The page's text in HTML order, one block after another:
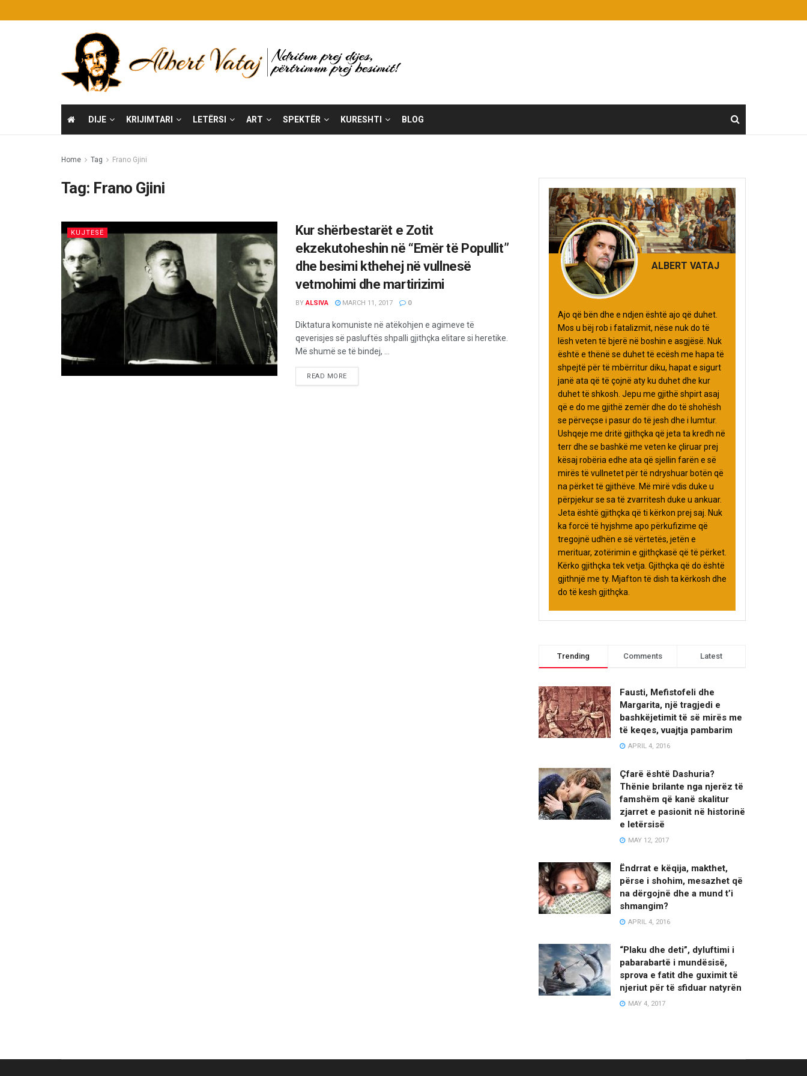
DIJE KRIJIMTARI LETËRSI ART SPEKTËR KURESHTI BLOG
Home Tag Frano Gjini
Tag: Frano Gjini
KUJTESË
Kur shërbestarët e Zotit
ekzekutoheshin në “Emër të Popullit”
dhe besimi kthehej në vullnesë
vetmohimi dhe martirizimi
BY ALSIVA MARCH 11, 2017 0
Diktatura komuniste në atëkohjen e agimeve të
qeverisjes së pasluftës shpalli gjithçka elitare si heretike.
Më shumë se të bindej, ...
READ MORE
ALBERT VATAJ
Ajo që bën dhe e ndjen është ajo që duhet.
Mos u bëj rob i fatalizmit, nëse nuk do të
lësh veten të bjerë në boshin e asgjësë. Nuk
është e thënë se duhet të ecësh me hapa të
shpejtë për të mbërritur diku, hapat e sigurt
janë ata që të çojnë aty ku duhet dhe kur
duhet të shkosh. Jepu me gjithë shpirt asaj
që e do me gjithë zemër dhe do të shohësh
se përveçse i pasur do të jesh dhe i lumtur.
Ushqeje me dritë gjithçka që jeta ta kredh në
terr dhe se bashkë me veten ke çliruar prej
kësaj robëria edhe ata që sjellin farën e së
mirës të vullnetet për të ndryshuar botën që
na përket të gjithëve. Më mirë vdis duke u
përpjekur se sa të zvarritesh duke u ankuar.
Jeta është gjithçka që ti kërkon prej saj. Nuk
ka forcë të hyjshme apo përkufizime që
tregojnë udhën e së vërtetës, jetën e
merituar, zotërimin e gjithçkasë që të përket.
Kërko gjithçka tek vetja. Gjithçka që do është
gjithnjë me ty. Mjafton të dish ta kërkosh dhe
do të kesh gjithçka.
Trending Comments Latest
Fausti, Mefistofeli dhe
Margarita, një tragjedi e
bashkëjetimit të së mirës me
të keqes, vuajtja pambarim
APRIL 4, 2016
Çfarë është Dashuria?
Thënie brilante nga njerëz të
famshëm që kanë skalitur
zjarret e pasionit në historinë
e letërsisë
MAY 12, 2017
Ëndrrat e këqija, makthet,
përse i shohim, mesazhet që
na dërgojnë dhe a mund t’i
shmangim?
APRIL 4, 2016
“Plaku dhe deti”, dyluftimi i
pabarabartë i mundësisë,
sprova e fatit dhe guximit të
njeriut për të sfiduar natyrën
MAY 4, 2017